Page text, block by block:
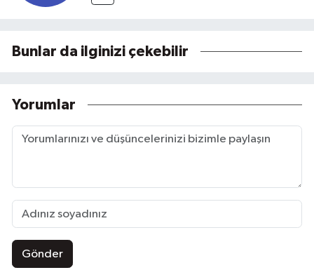
Bunlar da ilginizi çekebilir
Yorumlar
Gönder